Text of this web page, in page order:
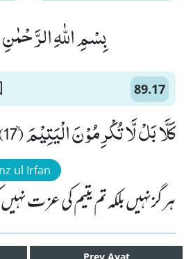
بِسْمِ اللّٰهِ
89.17
كَلَّا بَلْ لَّا تُكْرِمُوْنَ الْیَتِیْمَۙ (17)
ul Irfan
ہرگزنہیں بلکہ تم یتیم کی عزت